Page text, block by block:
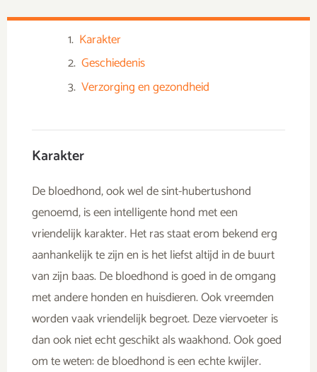
Karakter
Geschiedenis
Verzorging en gezondheid
Karakter
De bloedhond, ook wel de sint-hubertushond
genoemd, is een intelligente hond met een
vriendelijk karakter. Het ras staat erom bekend erg
aanhankelijk te zijn en is het liefst altijd in de buurt
van zijn baas. De bloedhond is goed in de omgang
met andere honden en huisdieren. Ook vreemden
worden vaak vriendelijk begroet. Deze viervoeter is
dan ook niet echt geschikt als waakhond. Ook goed
om te weten: de bloedhond is een echte kwijler.